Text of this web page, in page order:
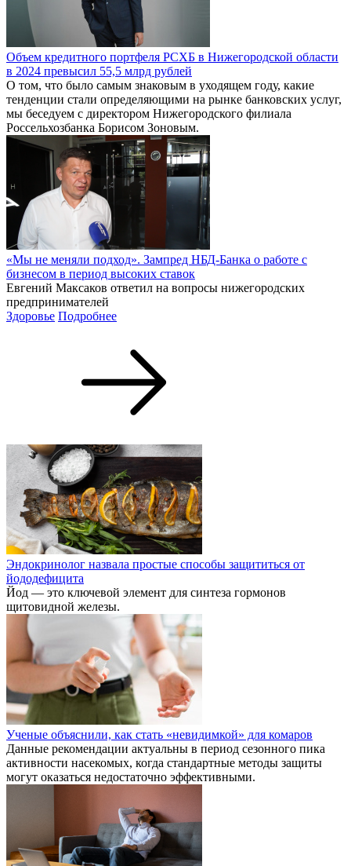
Объем кредитного портфеля РСХБ в Нижегородской области
в 2024 превысил 55,5 млрд рублей
О том, что было самым знаковым в уходящем году, какие
тенденции стали определяющими на рынке банковских услуг,
мы беседуем с директором Нижегородского филиала
Россельхозбанка Борисом Зоновым.
«Мы не меняли подход». Зампред НБД-Банка о работе с
бизнесом в период высоких ставок
Евгений Максаков ответил на вопросы нижегородских
предпринимателей
Здоровье Подробнее
Эндокринолог назвала простые способы защититься от
йододефицита
Йод — это ключевой элемент для синтеза гормонов
щитовидной железы.
Ученые объяснили, как стать «невидимкой» для комаров
Данные рекомендации актуальны в период сезонного пика
активности насекомых, когда стандартные методы защиты
могут оказаться недостаточно эффективными.